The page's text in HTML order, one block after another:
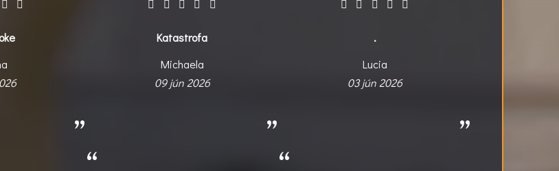
Katastrofa
Michaela
09 jún 2026
.
Lucia
03 jún 2026